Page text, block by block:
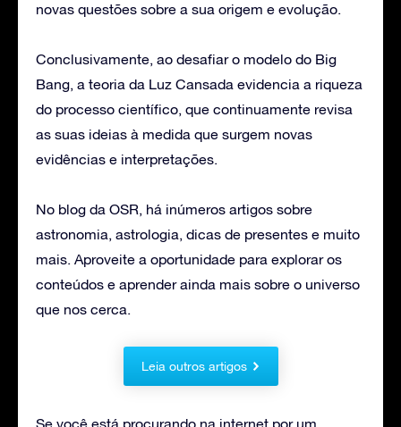
novas questões sobre a sua origem e evolução.
Conclusivamente, ao desafiar o modelo do Big
Bang, a teoria da Luz Cansada evidencia a riqueza
do processo científico, que continuamente revisa
as suas ideias à medida que surgem novas
evidências e interpretações.
No blog da OSR, há inúmeros artigos sobre
astronomia, astrologia, dicas de presentes e muito
mais. Aproveite a oportunidade para explorar os
conteúdos e aprender ainda mais sobre o universo
que nos cerca.
Leia outros artigos
Se você está procurando na internet por um